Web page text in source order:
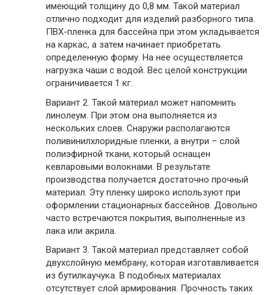
имеющий толщину до 0,8 мм. Такой материал
отлично подходит для изделий разборного типа.
ПВХ-пленка для бассейна при этом укладывается
на каркас, а затем начинает приобретать
определенную форму. На нее осуществляется
нагрузка чаши с водой. Вес целой конструкции
ограничивается 1 кг.
Вариант 2. Такой материал может напомнить
линолеум. При этом она выполняется из
нескольких слоев. Снаружи располагаются
поливинилхлоридные пленки, а внутри – слой
полиэфирной ткани, который оснащен
кевларовыми волокнами. В результате
производства получается достаточно прочный
материал. Эту пленку широко используют при
оформлении стационарных бассейнов. Довольно
часто встречаются покрытия, выполненные из
лака или акрила.
Вариант 3. Такой материал представляет собой
двухслойную мембрану, которая изготавливается
из бутилкаучука. В подобных материалах
отсутствует слой армирования. Прочность таких